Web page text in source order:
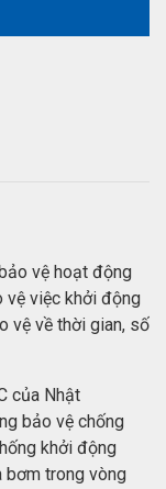
vệ hoạt động
vệ việc khởi động
vệ về thời gian, số
của Nhật
bảo vệ chống
khởi động
bơm trong vòng